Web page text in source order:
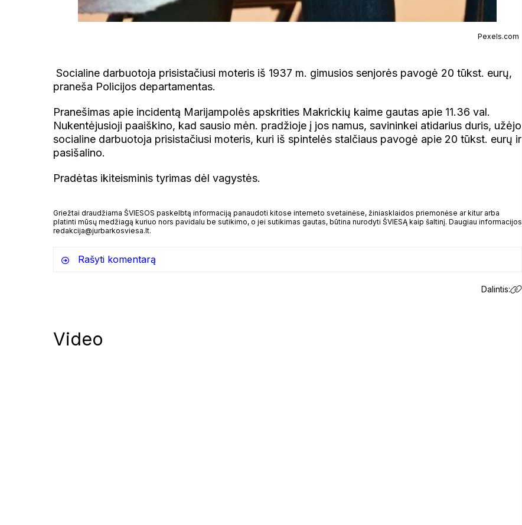
Pexels.com
Socialine darbuotoja prisistačiusi moteris iš 1937 m. gimusios senjorės pavogė 20 tūkst. eurų,
praneša Policijos departamentas.
Pranešimas apie incidentą Marijampolės apskrities Makrickių kaime gautas apie 11.36 val.
Nukentėjusioji paaiškino, kad sausio mėn. pradžioje į jos namus, savininkei atidarius duris, užėjo
socialine darbuotoja prisistačiusi moteris, kuri iš spintelės stalčiaus pavogė apie 20 tūkst. eurų ir
pasišalino.
Pradėtas ikiteisminis tyrimas dėl vagystės.
Griežtai draudžiama ŠVIESOS paskelbtą informaciją panaudoti kitose interneto svetainėse, žiniasklaidos priemonėse ar kitur arba
platinti mūsų medžiagą kuriuo nors pavidalu be sutikimo, o jei sutikimas gautas, būtina nurodyti ŠVIESĄ kaip šaltinį. Daugiau informacijos
redakcija@jurbarkosviesa.lt.
Rašyti komentarą
Dalintis:
Video